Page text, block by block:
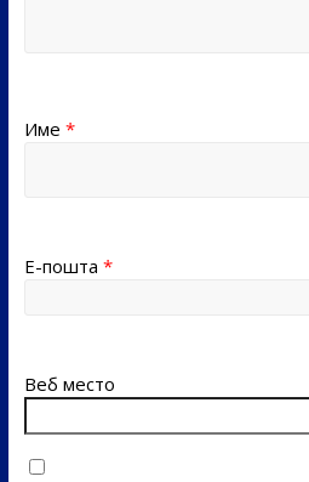
Име *
Е-пошта *
Веб место